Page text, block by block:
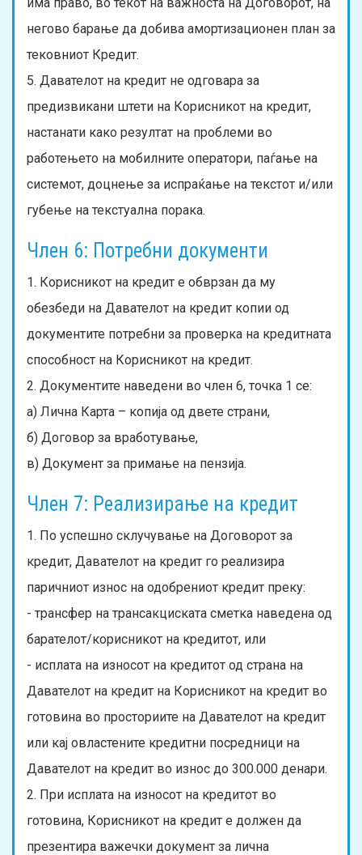
негово барање да добива амортизационен план за
тековниот Кредит.
5. Давателот на кредит не одговара за
предизвикани штети на Корисникот на кредит,
настанати како резултат на проблеми во
работењето на мобилните оператори, паѓање на
системот, доцнење за испраќање на текстот и/или
губење на текстуална порака.
Член 6: Потребни документи
1. Корисникот на кредит е обврзан да му
обезбеди на Давателот на кредит копии од
документите потребни за проверка на кредитната
способност на Корисникот на кредит.
2. Документите наведени во член 6, точка 1 се:
а) Лична Карта – копија од двете страни,
б) Договор за вработување,
в) Документ за примање на пензија.
Член 7: Реализирање на кредит
1. По успешно склучување на Договорот за
кредит, Давателот на кредит го реализира
паричниот износ на одобрениот кредит преку:
- трансфер на трансакциската сметка наведена од
барателот/корисникот на кредитот, или
- исплата на износот на кредитот од страна на
Давателот на кредит на Корисникот на кредит во
готовина во просториите на Давателот на кредит
или кај овластените кредитни посредници на
Давателот на кредит во износ до 300.000 денари.
2. При исплата на износот на кредитот во
готовина, Корисникот на кредит е должен да
презентира важечки документ за лична